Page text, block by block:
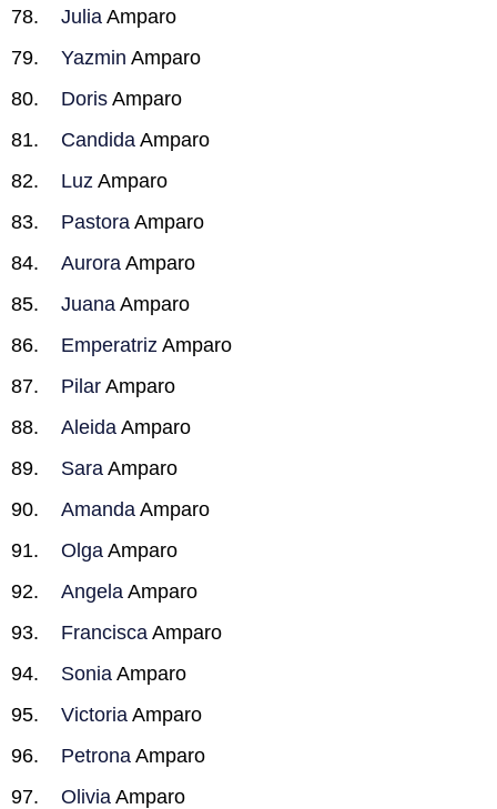
Julia Amparo
Yazmin Amparo
Doris Amparo
Candida Amparo
Luz Amparo
Pastora Amparo
Aurora Amparo
Juana Amparo
Emperatriz Amparo
Pilar Amparo
Aleida Amparo
Sara Amparo
Amanda Amparo
Olga Amparo
Angela Amparo
Francisca Amparo
Sonia Amparo
Victoria Amparo
Petrona Amparo
Olivia Amparo